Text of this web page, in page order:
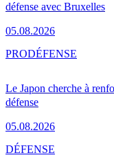
défense avec Bruxelles
05.08.2026
Le Japon cherche à
défense
05.08.2026
PRODÉFENSE
DÉFENSE